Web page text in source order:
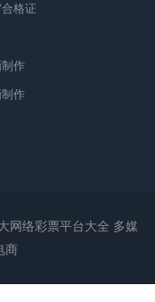
格证
作
作
网络彩票平台大全 多媒
商